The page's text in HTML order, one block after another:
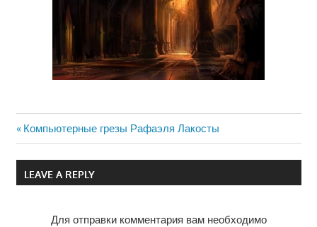
Навигация
по
Previous
Post:
Компьютерные грезы Рафаэля Лакосты
LEAVE A REPLY
Для отправки комментария вам необходимо